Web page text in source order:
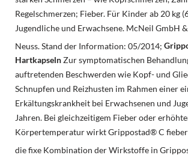
Regelschmerzen; Fieber. Für Kinder ab 20 kg
Jugendliche und Erwachsene. McNeil GmbH
Neuss. Stand der Information: 05/2014;
HartkapselnZur symptomatischen
auftretenden Beschwerden wie Kopf- und
Schnupfen und Reizhusten im Rahmen einer
Erkältungskrankheit bei Erwachsenen und
Jahren. Bei gleichzeitigem Fieber oder
Körpertemperatur wirkt Grippostad® C
die fixe Kombination der Wirkstoffe in